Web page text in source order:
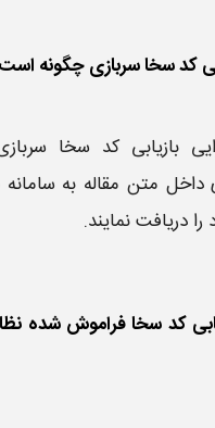
بازیابی کد سخا
داخل متن مقاله به
دریافت نمایند.
کد سخا فراموش شده